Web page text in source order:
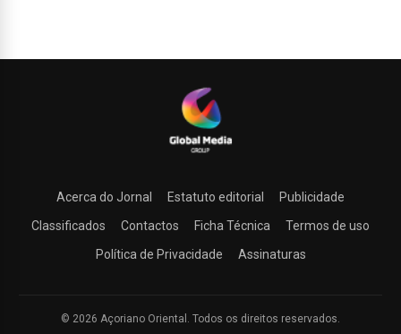
Acerca do Jornal Estatuto editorial
Publicidade
Classificados
Contactos Ficha Técnica
Termos de uso
Política de Privacidade
Assinaturas
© 2026 Açoriano Oriental. Todos os direitos reservados.